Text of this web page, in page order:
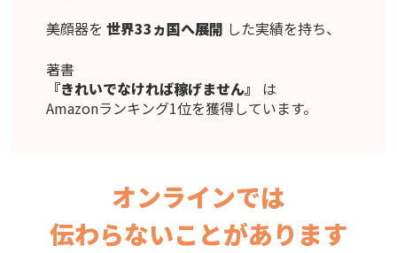
美顔器を世界33ヵ国へ展開 した実績を持ち、
著書
『きれいでなければ稼げません』
は
Amazonランキング1位を獲得しています。
オンラインでは
伝わらないことがあります